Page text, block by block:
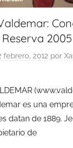
2005
febrero, 2012 por
es una
datan de 1889.
de